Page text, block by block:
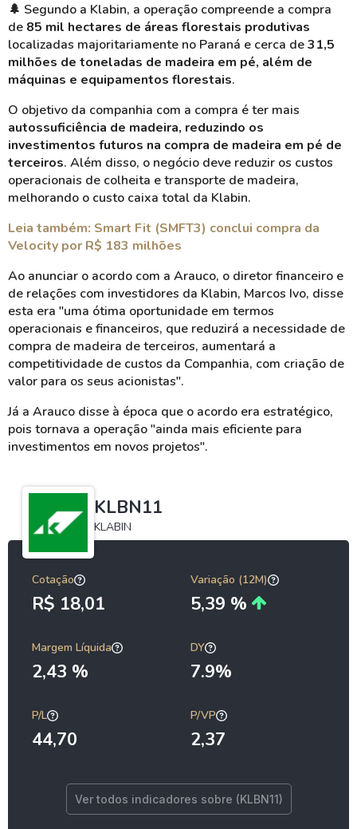
🌲 Segundo a Klabin, a operação compreende a compra
de 85 mil hectares de áreas florestais produtivas
localizadas majoritariamente no Paraná e cerca de31,5
milhões de toneladas de madeira em pé, além de
máquinas e equipamentos florestais.
O objetivo da companhia com a compra é ter mais
autossuficiência de madeira, reduzindo os
investimentos futuros na compra de madeira em pé de
terceiros. Além disso, o negócio deve reduzir os custos
operacionais de colheita e transporte de madeira,
melhorando o custo caixa total da Klabin.
Leia também: Smart Fit (SMFT3) conclui compra da
Velocity por R$ 183 milhões
Ao anunciar o acordo com a Arauco, o diretor financeiro e
de relações com investidores da Klabin, Marcos Ivo, disse
esta era "uma ótima oportunidade em termos
operacionais e financeiros, que reduzirá a necessidade de
compra de madeira de terceiros, aumentará a
competitividade de custos da Companhia, com criação de
valor para os seus acionistas".
Já a Arauco disse à época que o acordo era estratégico,
pois tornava a operação "ainda mais eficiente para
investimentos em novos projetos".
KLBN11
KLABIN
Cotação
R$ 18,01
Variação (12M)
5,39 %
Margem Líquida
2,43 %
DY
7.9%
P/L
44,70
P/VP
2,37
Ver todos indicadores sobre (KLBN11)